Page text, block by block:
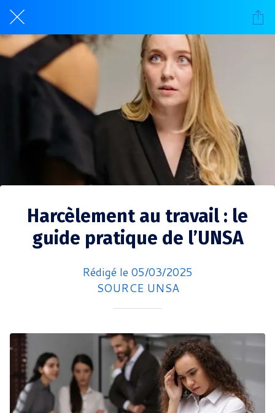
Harcèlement au travail : le
guide pratique de l’UNSA
Rédigé le 05/03/2025
SOURCE UNSA